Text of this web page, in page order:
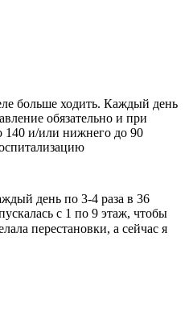
больше ходить. Каждый день
обязательно и при
и/или нижнего до 90
день по 3-4 раза в 36
с 1 по 9 этаж, чтобы
перестановки, а сейчас я